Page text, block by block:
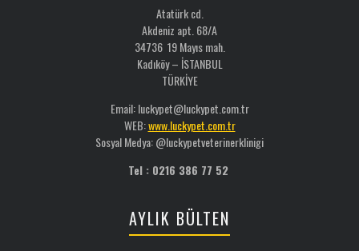
Atatürk cd.
Akdeniz apt. 68/A
34736 19 Mayıs mah.
Kadıköy – İSTANBUL
TÜRKİYE
Email: luckypet@luckypet.com.tr
WEB:www.luckypet.com.tr
Sosyal Medya: @luckypetveterinerklinigi
Tel : 0216 386 77 52
AYLIK BÜLTEN